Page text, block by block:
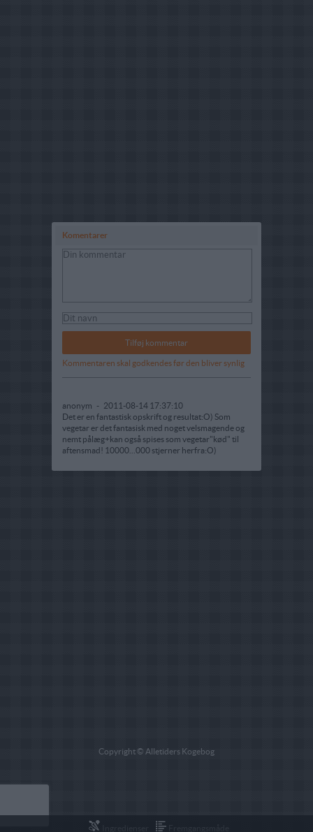
Komentarer
Kommentaren skal godkendes før den bliver synlig
anonym - 2011-08-14 17:37:10
Det er en fantastisk opskrift og resultat:O) Som
vegetar er det fantasisk med noget velsmagende og
nemt pålæg+kan også spises som vegetar"kød" til
aftensmad! 10000...000 stjerner herfra:O)
Copyright © Alletiders Kogebog